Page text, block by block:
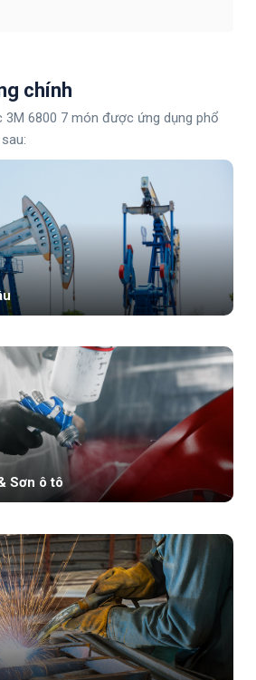
chính
6800 7 món được ứng dụng phổ
Sơn ô tô